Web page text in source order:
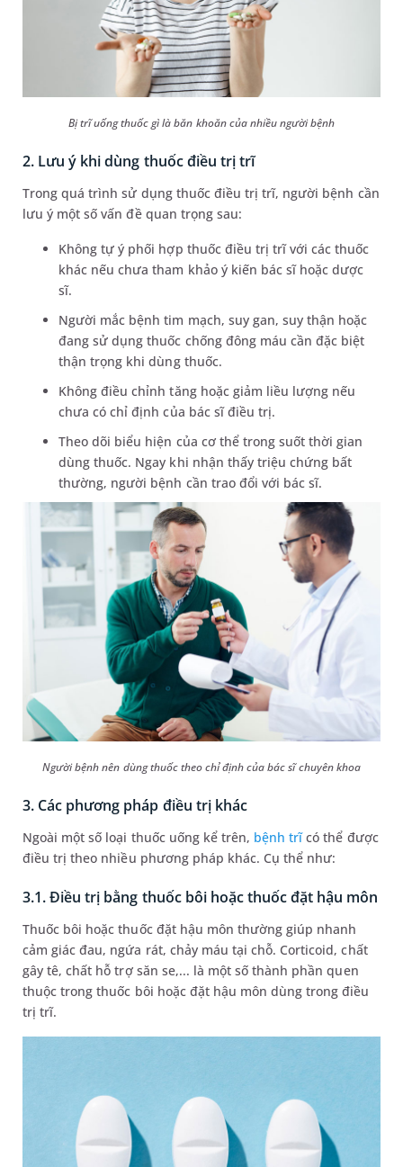
Bị trĩ uống thuốc gì là băn khoăn của nhiều người bệnh
2. Lưu ý khi dùng thuốc điều trị trĩ
Trong quá trình sử dụng thuốc điều trị trĩ, người bệnh cần
lưu ý một số vấn đề quan trọng sau:
Không tự ý phối hợp thuốc điều trị trĩ với các thuốc
khác nếu chưa tham khảo ý kiến bác sĩ hoặc dược
sĩ.
Người mắc bệnh tim mạch, suy gan, suy thận hoặc
đang sử dụng thuốc chống đông máu cần đặc biệt
thận trọng khi dùng thuốc.
Không điều chỉnh tăng hoặc giảm liều lượng nếu
chưa có chỉ định của bác sĩ điều trị.
Theo dõi biểu hiện của cơ thể trong suốt thời gian
dùng thuốc. Ngay khi nhận thấy triệu chứng bất
thường, người bệnh cần trao đổi với bác sĩ.
Người bệnh nên dùng thuốc theo chỉ định của bác sĩ chuyên khoa
3. Các phương pháp điều trị khác
Ngoài một số loại thuốc uống kể trên, bệnh trĩcó thể được
điều trị theo nhiều phương pháp khác. Cụ thể như:
3.1. Điều trị bằng thuốc bôi hoặc thuốc đặt hậu môn
Thuốc bôi hoặc thuốc đặt hậu môn thường giúp nhanh
cảm giác đau, ngứa rát, chảy máu tại chỗ. Corticoid, chất
gây tê, chất hỗ trợ săn se,... là một số thành phần quen
thuộc trong thuốc bôi hoặc đặt hậu môn dùng trong điều
trị trĩ.